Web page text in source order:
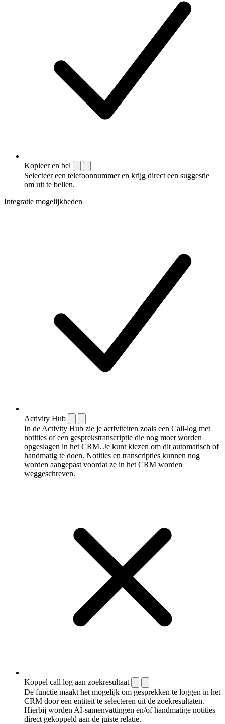
Kopieer en bel
Selecteer een telefoonnummer en krijg direct een suggestie
om uit te bellen.
Integratie mogelijkheden
Activity Hub
In de Activity Hub zie je activiteiten zoals een Call-log met
notities of een gespreks­transcriptie die nog moet worden
opgeslagen in het CRM. Je kunt kiezen om dit automatisch of
handmatig te doen. Notities en transcripties kunnen nog
worden aangepast voordat ze in het CRM worden
weggeschreven.
Koppel call log aan zoekresultaat
De functie maakt het mogelijk om gesprekken te loggen in het
CRM door een entiteit te selecteren uit de zoekresultaten.
Hierbij worden AI-samenvattingen en/of handmatige notities
direct gekoppeld aan de juiste relatie.